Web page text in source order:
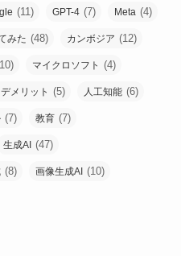
(11) GPT-4 (7) Meta (4)
みた (48) カンボジア (12)
マイクロソフト (4)
メリット (5) 人工知能 (6)
(7) 教育 (7)
生成AI (47)
(8) 画像生成AI (10)